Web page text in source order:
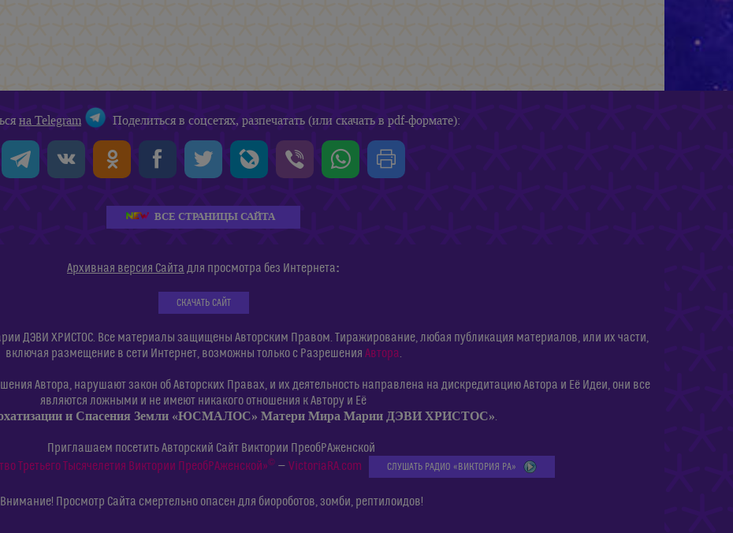
на Telegram Поделиться в соцсетях, разпечатать (или скачать в pdf-формате):
ВСЕ СТРАНИЦЫ САЙТА
Архивная версия Сайта для просмотра без Интернета:
СКАЧАТЬ САЙТ
ДЭВИ ХРИСТОС. Все материалы защищены Авторским Правом. Тиражирование, любая публикация материалов, или их части,
включая размещение в сети Интернет, возможны только с Разрешения Автора.
Автора, нарушают закон об Авторских Правах, и их деятельность направлена на дискредитацию Автора и Её Идеи, они все
являются ложными и не имеют никакого отношения к Автору и Её
и Спасения Земли «ЮСМАЛОС» Матери Мира Марии ДЭВИ ХРИСТОС».
Приглашаем посетить Авторский Сайт Виктории ПреобРАженской
Третьего Тысячелетия Виктории ПреобРАженской»© — VictoriaRA.com СЛУШАТЬ РАДИО «ВИКТОРИЯ РА»
Внимание! Просмотр Сайта смертельно опасен для биороботов, зомби, рептилоидов!